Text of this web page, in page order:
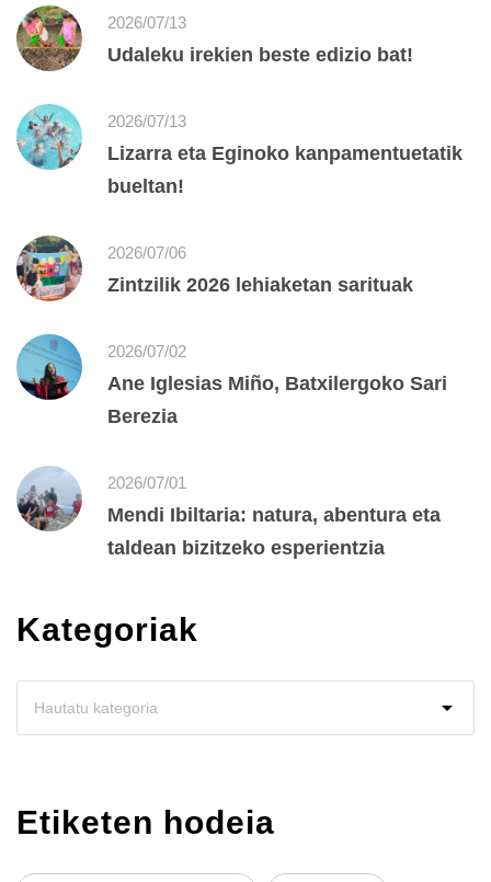
2026/07/13
Udaleku irekien beste edizio bat!
2026/07/13
Lizarra eta Eginoko kanpamentuetatik
bueltan!
2026/07/06
Zintzilik 2026 lehiaketan sarituak
2026/07/02
Ane Iglesias Miño, Batxilergoko Sari
Berezia
2026/07/01
Mendi Ibiltaria: natura, abentura eta
taldean bizitzeko esperientzia
Kategoriak
Etiketen hodeia